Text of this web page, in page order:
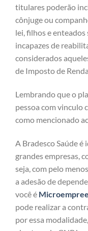
titulares poderão
cônjuge ou
lei, filhos e
incapazes de
considerados
de Imposto de
Lembrando que o
pessoa com vinculo
como mencionado
A Bradesco Saúde é
grandes empresas,
seja, com pelo
a adesão de
você é
pode realizar a
por essa